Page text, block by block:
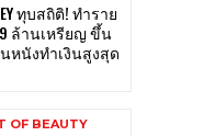
ทุบสถิติ! ทำราย
ล้านเหรียญ ขึ้น
หนังทำเงินสูงสุด
OF BEAUTY